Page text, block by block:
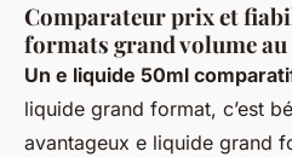
Comparateur prix et
formats grand volume
Un e liquide 50ml
liquide grand format, c’est
avantageux e liquide grand